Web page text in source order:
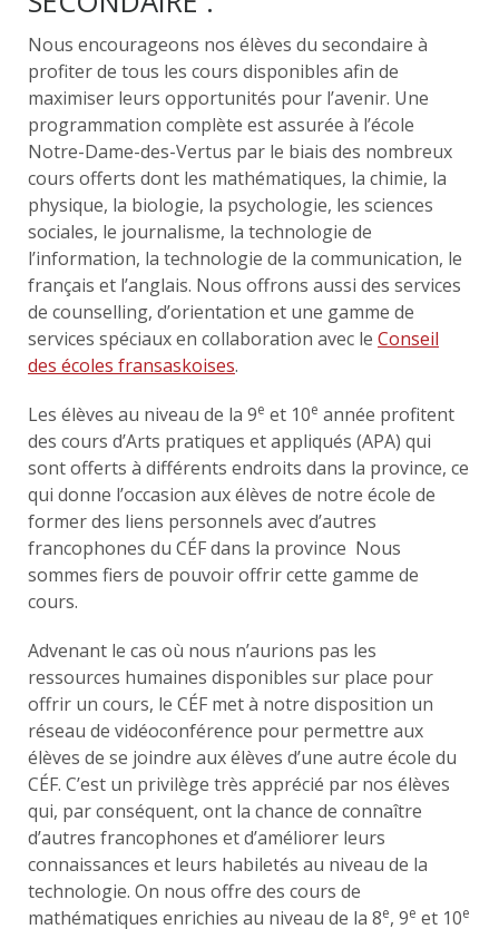
Nous encourageons nos élèves du secondaire à
profiter de tous les cours disponibles afin de
maximiser leurs opportunités pour l’avenir. Une
programmation complète est assurée à l’école
Notre-Dame-des-Vertus par le biais des nombreux
cours offerts dont les mathématiques, la chimie, la
physique, la biologie, la psychologie, les sciences
sociales, le journalisme, la technologie de
l’information, la technologie de la communication, le
français et l’anglais. Nous offrons aussi des services
de counselling, d’orientation et une gamme de
services spéciaux en collaboration avec le Conseil
des écoles fransaskoises.
Les élèves au niveau de la 9e et 10e année profitent
des cours d’Arts pratiques et appliqués (APA) qui
sont offerts à différents endroits dans la province, ce
qui donne l’occasion aux élèves de notre école de
former des liens personnels avec d’autres
francophones du CÉF dans la province Nous
sommes fiers de pouvoir offrir cette gamme de
cours.
Advenant le cas où nous n’aurions pas les
ressources humaines disponibles sur place pour
offrir un cours, le CÉF met à notre disposition un
réseau de vidéoconférence pour permettre aux
élèves de se joindre aux élèves d’une autre école du
CÉF. C’est un privilège très apprécié par nos élèves
qui, par conséquent, ont la chance de connaître
d’autres francophones et d’améliorer leurs
connaissances et leurs habiletés au niveau de la
technologie. On nous offre des cours de
mathématiques enrichies au niveau de la 8e, 9e et 10e